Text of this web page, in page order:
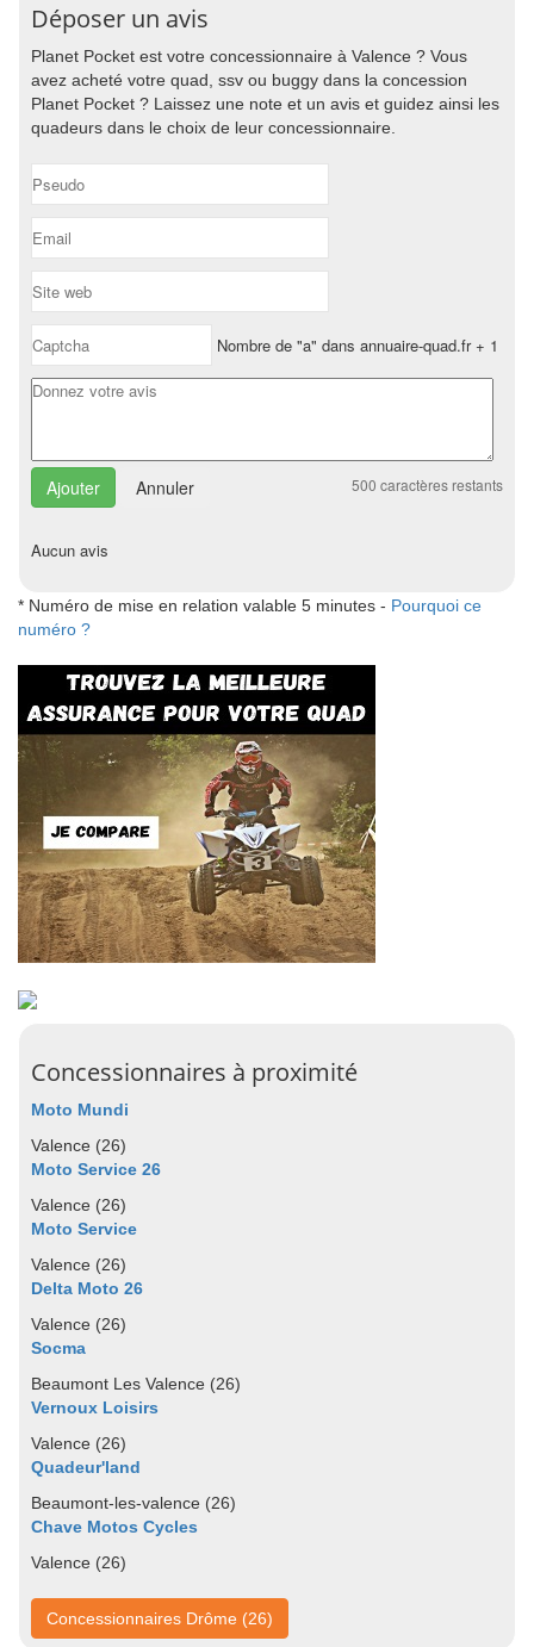
Déposer un avis
Planet Pocket est votre concessionnaire à Valence ? Vous
avez acheté votre quad, ssv ou buggy dans la concession
Planet Pocket ? Laissez une note et un avis et guidez ainsi les
quadeurs dans le choix de leur concessionnaire.
Nombre de "a" dans annuaire-quad.fr + 1
Annuler 500 caractères restants
Aucun avis
* Numéro de mise en relation valable 5 minutes - Pourquoi ce
numéro ?
Concessionnaires à proximité
Moto Mundi
Valence (26)
Moto Service 26
Valence (26)
Moto Service
Valence (26)
Delta Moto 26
Valence (26)
Socma
Beaumont Les Valence (26)
Vernoux Loisirs
Valence (26)
Quadeur'land
Beaumont-les-valence (26)
Chave Motos Cycles
Valence (26)
Concessionnaires Drôme (26)